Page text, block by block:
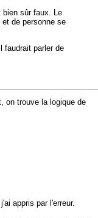
bien sûr faux. Le
de personne se
faudrait parler de
on trouve la logique de
appris par l'erreur.